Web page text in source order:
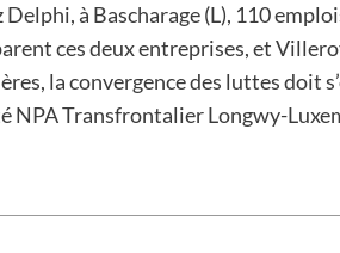
à Bascharage (L), 110
ces deux entreprises, et
la convergence des luttes doit
NPA Transfrontalier Longwy-